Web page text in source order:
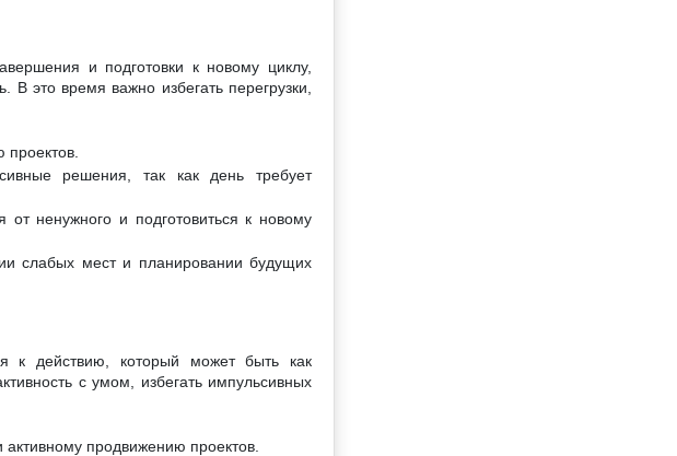
и подготовки к новому циклу,
это время важно избегать перегрузки,
решения, так как день требует
от ненужного и подготовиться к новому
слабых мест и планировании будущих
к действию, который может быть как
с умом, избегать импульсивных
продвижению проектов.